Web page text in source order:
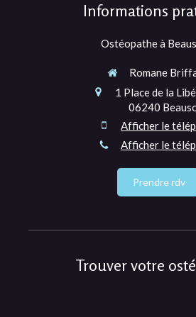
Informations
Ostéopathe à
Romane
1 Place de la
06240
Afficher le
Afficher le
Prendre rdv
Trouver votre